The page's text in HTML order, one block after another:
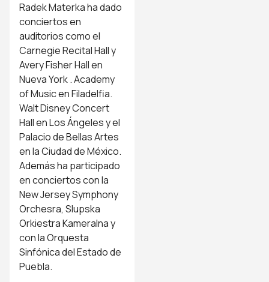
Radek Materka ha dado
conciertos en
auditorios como el
Carnegie Recital Hall y
Avery Fisher Hall en
Nueva York . Academy
of Music en Filadelfia.
Walt Disney Concert
Hall en Los Ángeles y el
Palacio de Bellas Artes
en la Ciudad de México.
Además ha participado
en conciertos con la
New Jersey Symphony
Orchesra, Slupska
Orkiestra Kameralna y
con la Orquesta
Sinfónica del Estado de
Puebla.